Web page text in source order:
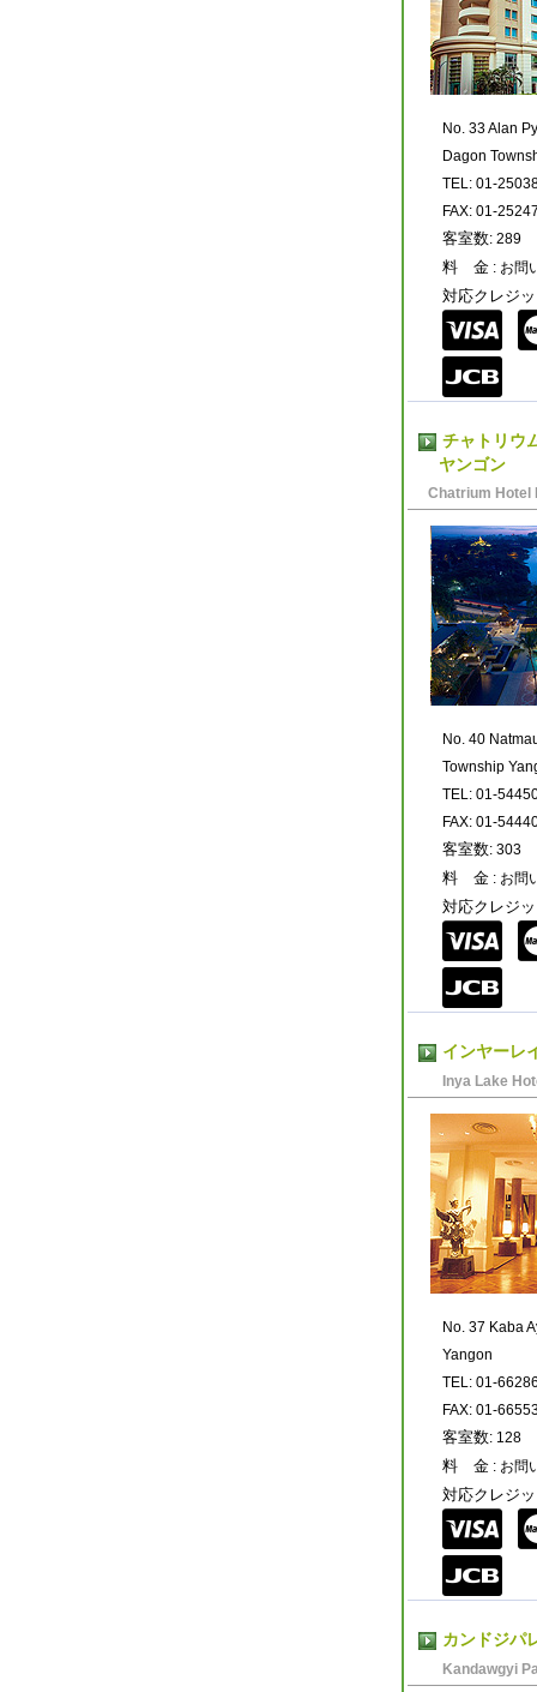
No. 33 Alan
Dagon
TEL: 01-
FAX: 01-
客室数: 289
料 金 : お問
対応クレジ
チャトリウ
ヤンゴン
Chatrium Hotel
No. 40
Township
TEL: 01-
FAX: 01-
客室数: 303
料 金 : お問
対応クレジ
インヤーレ
Inya Lake
No. 37 Kaba
Yangon
TEL: 01-
FAX: 01-
客室数: 128
料 金 : お問
対応クレジ
カンドジパ
Kandawgyi